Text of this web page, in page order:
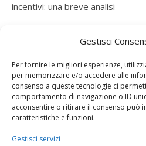
Gestisci
Per fornire le migliori esperienze,
per memorizzare e/o accedere alle
consenso a queste tecnologie ci
comportamento di navigazione o ID
acconsentire o ritirare il consenso può
caratteristiche e funzioni.
Gestisci servizi
incentivi: una breve analisi
rinnovabile che agiscono
ramatogelsuGruppo di
rinnovabile che agiscono
incentivi: una breve analisi